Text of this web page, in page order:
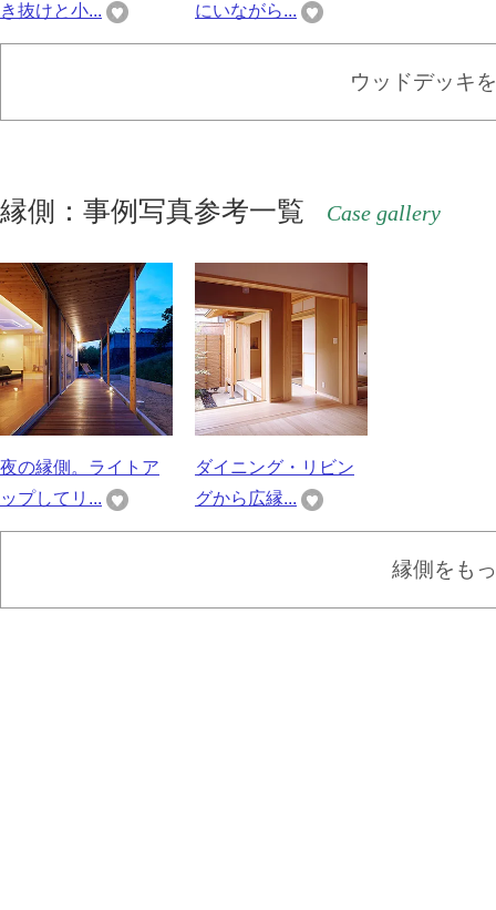
き抜けと小...
にいながら...
ウッドデッキ
縁側：事例写真参考一覧 Case gallery
夜の縁側。ライトア
ップしてリ...
ダイニング・リビン
グから広縁...
縁側をも